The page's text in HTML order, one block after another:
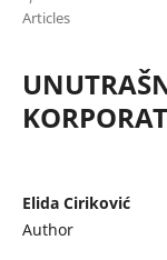
Articles
Elida Ciriković
Author